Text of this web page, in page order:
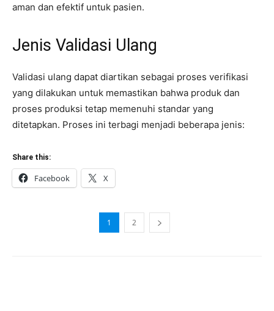
aman dan efektif untuk pasien.
Jenis Validasi Ulang
Validasi ulang dapat diartikan sebagai proses verifikasi
yang dilakukan untuk memastikan bahwa produk dan
proses produksi tetap memenuhi standar yang
ditetapkan. Proses ini terbagi menjadi beberapa jenis:
Share this:
Facebook X
1 2